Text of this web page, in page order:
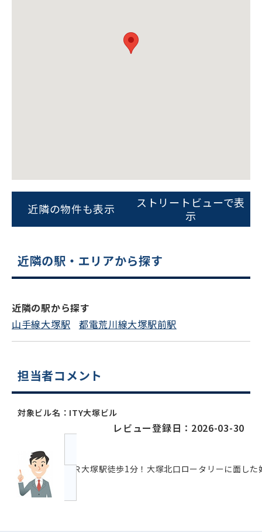
電話でお問い合わせ
近隣の物件も表示
ストリートビューで表
示
近隣の駅・エリアから探す
近隣の駅から探す
山手線大塚駅
都電荒川線大塚駅前駅
担当者コメント
対象ビル名：ITY大塚ビル
レビュー登録日：2026-03-30
ＪＲ大塚駅徒歩1分！大塚北口ロータリーに面し